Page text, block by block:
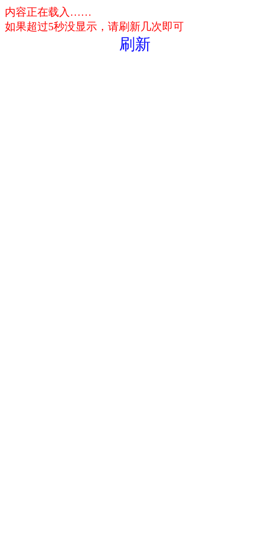
内容正在载入……
如果超过5秒没显示，请刷新几次即可
刷新